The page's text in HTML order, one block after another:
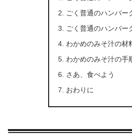
ごく普通のハンバー
ごく普通のハンバー
わかめのみそ汁の材
わかめのみそ汁の手
さあ、食べよう
おわりに